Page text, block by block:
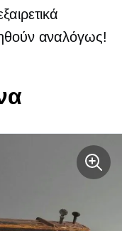
αναλόγως!